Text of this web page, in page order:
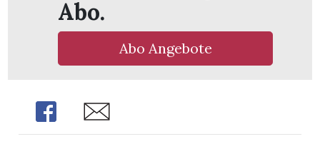
Abo.
Abo Angebote
Share Share